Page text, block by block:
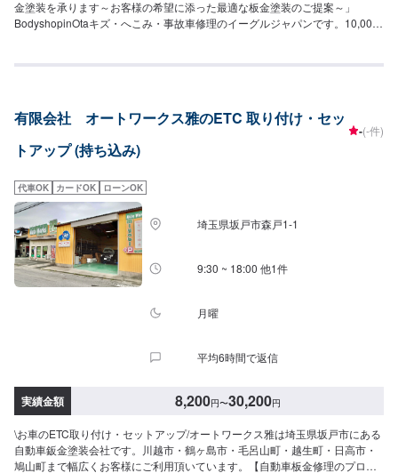
金塗装を承ります～お客様の希望に添った最適な板金塗装のご提案～」
BodyshopinOtaキズ・へこみ・事故車修理のイーグルジャパンです。10,000
依頼を受けたお車は、1台1台それぞれにお客様の大切な思い出を乗せた日常
というご要望に対しても、最大限尊重した上で、長年培った技術力を駆使し
て最適な方法のご提案をさせていただきます。スバル車に関しましては他社
様でお断りされる様な内容でも承っています。ぜひ、お問い合わせくださ
【2】お見積り【3】お見積りにご納得いただければ作業開始【4】仕上がり
次第納車----納期について-----納期は通常1~2日程度で納車となります。納期
は前後する場合がございます。予め、ご了承ください。-----パーツ持ち込みに
ついて-----パーツの持ち込み可能です。オファーにて詳細をお願い致しま
す。-----代車について-----無料の代車をご用意しています。お車の作業中は代
車をご利用ください。※代車の燃料代はお客様にご負担いただいておりま
す。-----ご来店時の注意、受付方法-----当工場は竹のくら様を過ぎ左手に
為、分かりにくい場合がございます。ご不明な場合はお電話いただければと
で予約しました」とお伝えください。ご案内いたします。【定休日・営業時
有限会社 オートワークス雅のETC 取り付け・セッ
トアップ (持ち込み)
-(-件)
代車OK カードOK ローンOK
埼玉県坂戸市森戸1-1
9:30 ~ 18:00 他1件
月曜
平均6時間で返信
実績金額 8,200円〜30,200円
\お車のETC取り付け・セットアップ/オートワークス雅は埼玉県坂戸市にある
自動車鈑金塗装会社です。川越市・鶴ヶ島市・毛呂山町・越生町・日高市・
鳩山町まで幅広くお客様にご利用頂いています。【自動車板金修理のプロシ